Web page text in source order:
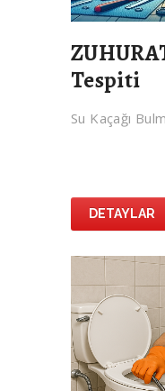
Tespiti
Su Kaçağı
DETAYLAR